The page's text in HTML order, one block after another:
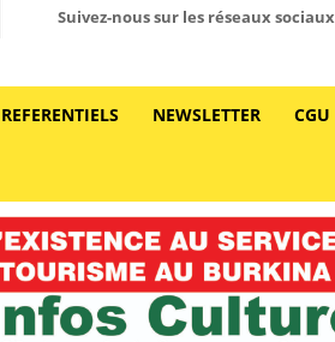
Suivez-nous sur les réseaux sociaux
REFERENTIELS NEWSLETTER CGU